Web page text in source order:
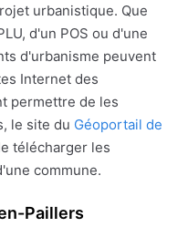
urbanistique. Que
d'un POS ou d'une
d'urbanisme peuvent
Internet des
permettre de les
le site du Géoportail de
télécharger les
commune.
Paillers